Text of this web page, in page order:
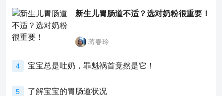
新生儿胃肠道不适？选对奶粉很重要！
蒋春玲
4 宝宝总是吐奶，罪魁祸首竟然是它！
5 了解宝宝的胃肠道状况